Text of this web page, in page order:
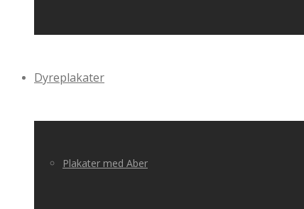
Dyreplakater
Plakater med Aber